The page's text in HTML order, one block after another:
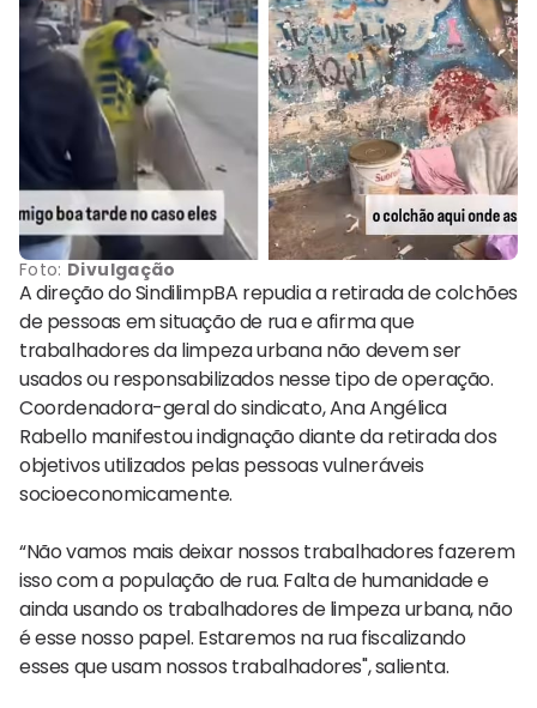
Foto: Divulgação
A direção do SindilimpBA repudia a retirada de colchões
de pessoas em situação de rua e afirma que
trabalhadores da limpeza urbana não devem ser
usados ou responsabilizados nesse tipo de operação.
Coordenadora-geral do sindicato, Ana Angélica
Rabello manifestou indignação diante da retirada dos
objetivos utilizados pelas pessoas vulneráveis
socioeconomicamente.
“Não vamos mais deixar nossos trabalhadores fazerem
isso com a população de rua. Falta de humanidade e
ainda usando os trabalhadores de limpeza urbana, não
é esse nosso papel. Estaremos na rua fiscalizando
esses que usam nossos trabalhadores", salienta.